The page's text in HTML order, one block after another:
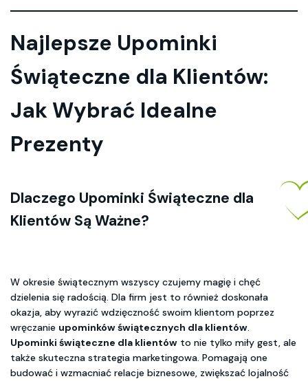
Najlepsze Upominki
Świąteczne dla Klientów:
Jak Wybrać Idealne
Prezenty
Dlaczego Upominki Świąteczne dla
Klientów Są Ważne?
W okresie świątecznym wszyscy czujemy magię i chęć
dzielenia się radością. Dla firm jest to również doskonała
okazja, aby wyrazić wdzięczność swoim klientom poprzez
wręczanie upominków świątecznych dla klientów.
Upominki świąteczne dla klientów to nie tylko miły gest, ale
także skuteczna strategia marketingowa. Pomagają one
budować i wzmacniać relacje biznesowe, zwiększać lojalność